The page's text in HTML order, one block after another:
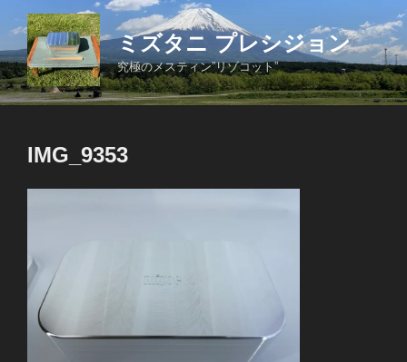
ン
テ
ン
ツ
ミズタニ プレシジョン
究極のメスティン”リゾコット”
IMG_9353